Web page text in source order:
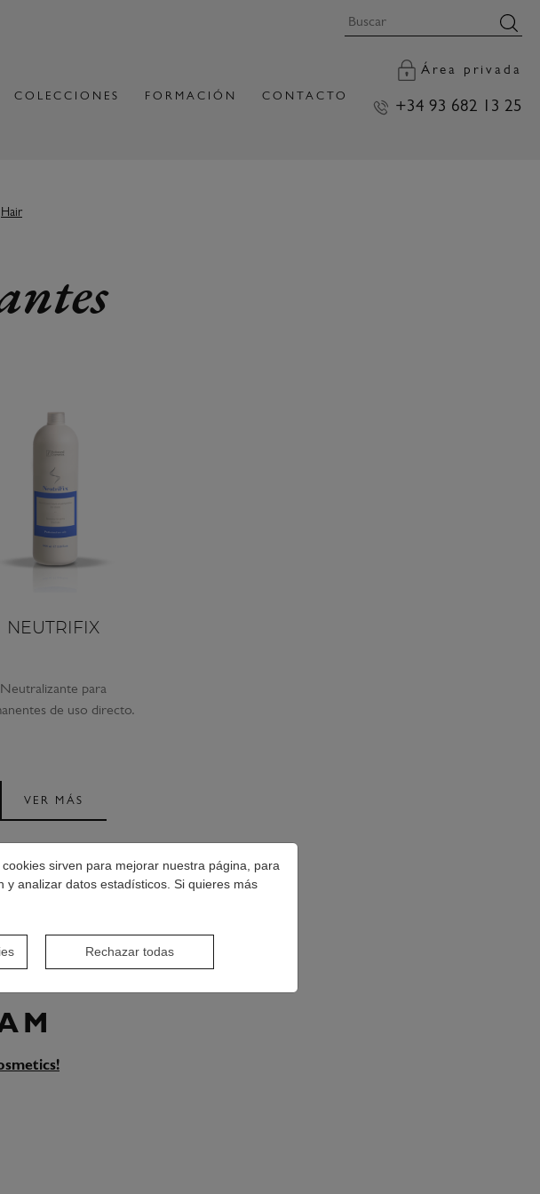
sirven para mejorar nuestra página, para
analizar datos estadísticos. Si quieres más
Rechazar todas
COLECCIONES FORMACIÓN CONTACTO
Área privada
+34 93 682 13 25
Hair
NEUTRIFIX
Neutralizante para
de uso directo.
VER MÁS